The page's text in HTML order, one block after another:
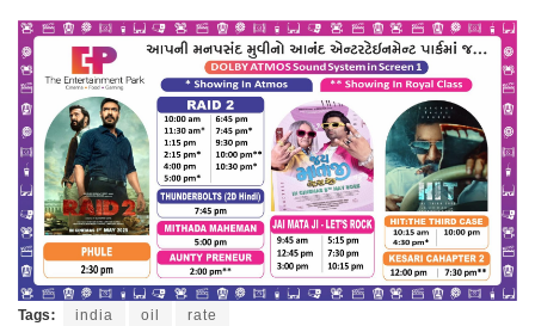
Tags: india oil rate